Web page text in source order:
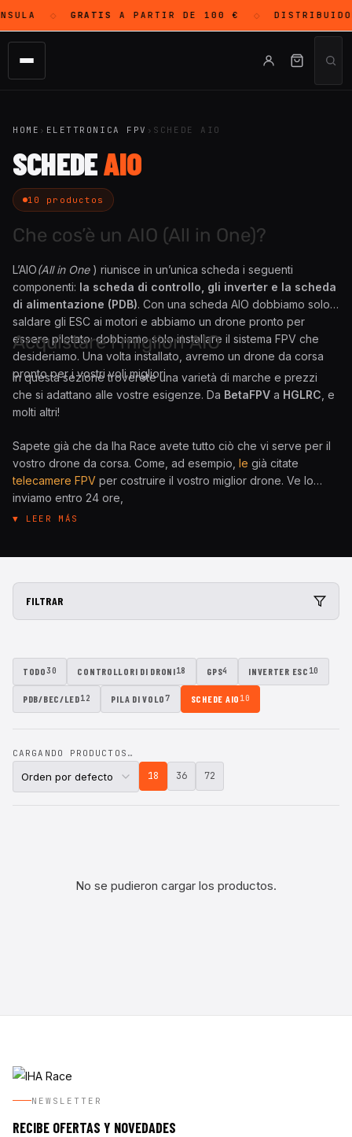
◇ GRATISA PARTIR DE 100 € ◇
HOME › ELETTRONICA FPV › SCHEDE AIO
SCHEDEAIO
10 productos
Che cos’è un AIO (All in One)?
L’AIO(All in One) riunisce in un’unica scheda i seguenti
componenti: la scheda di controllo, gli inverter e la scheda
di alimentazione (PDB). Con una scheda AIO dobbiamo solo
saldare gli ESC ai motori e abbiamo un drone pronto per
essere pilotato; dobbiamo solo installare il sistema FPV che
desideriamo. Una volta installato, avremo un drone da corsa
pronto per i vostri voli migliori.
Acquistare i migliori AIO
In questa sezione troverete una varietà di marche e prezzi
che si adattano alle vostre esigenze. Da BetaFPV a HGLRC , e
molti altri!
Sapete già che da Iha Race avete tutto ciò che vi serve per il
vostro drone da corsa. Come, ad esempio, le già citate
telecamere FPV per costruire il vostro miglior drone. Ve lo
inviamo entro 24 ore,
cosa stai aspettando?
▼ LEER MÁS
FILTRAR
TODO30 CONTROLLORI DI DRONI18 GPS4 INVERTER ESC 10
PDB/BEC/LED12 PILA DI VOLO7 SCHEDE AIO 10
CARGANDO PRODUCTOS…
18 36 72
No se pudieron cargar los productos.
NEWSLETTER
RECIBE OFERTAS Y NOVEDADES